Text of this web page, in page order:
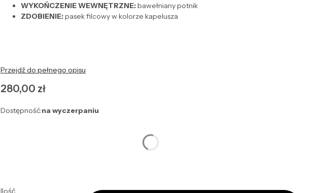
WYKOŃCZENIE WEWNĘTRZNE:bawełniany potnik
ZDOBIENIE:pasek filcowy w kolorze kapelusza
Przejdź do pełnego opisu
Cena
280,00 zł
Dostępność:na wyczerpaniu
Poszczególne warianty mogą różnić się ceną
Ilość